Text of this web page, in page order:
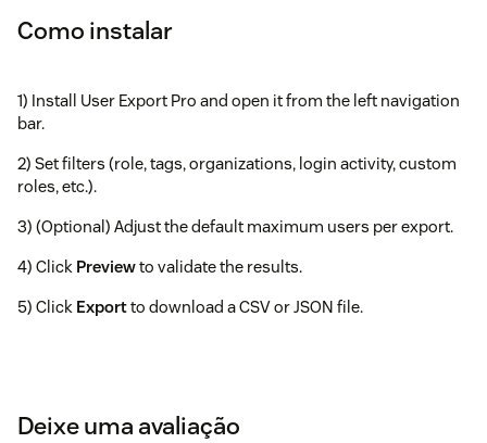
Como instalar
1) Install User Export Pro and open it from the left navigation
bar.
2) Set filters (role, tags, organizations, login activity, custom
roles, etc.).
3) (Optional) Adjust the default maximum users per export.
4) Click Previewto validate the results.
5) Click Exportto download a CSV or JSON file.
Deixe uma avaliação